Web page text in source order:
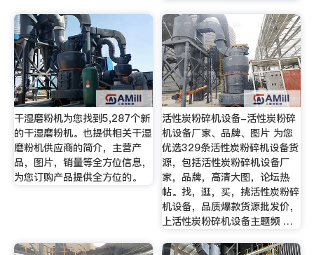
干湿磨粉机为您找到5,287个新
的干湿磨粉机。也提供相关干湿
磨粉机供应商的简介，主营产
品，图片，销量等全方位信息，
为您订购产品提供全方位的。
活性炭粉碎机设备-活性炭粉碎
机设备厂家、品牌、图片 为您
优选329条活性炭粉碎机设备货
源，包括活性炭粉碎机设备厂
家，品牌，高清大图，论坛热
帖。找，逛，买，挑活性炭粉碎
机设备，品质爆款货源批发价，
上活性炭粉碎机设备主题频 …